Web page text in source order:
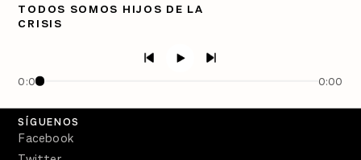
TODOS SOMOS HIJOS DE LA
CRISIS
0:00 0:00
PÓDCASTS
Crecer en Distopía
SÍGUENOS
Facebook